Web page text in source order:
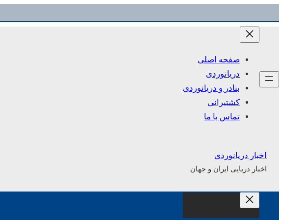
به
صفحه اصلی
دریانوردی
بنادر و دریانوردی
کشتیرانی
تماس با ما
اخبار دریانوردی
اخبار دریایی ایران و جهان